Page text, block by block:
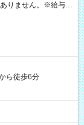
りません。※給与即
ら徒歩6分